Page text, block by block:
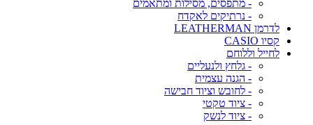
- מתפסים, מסילות ומתאמים
- נרתיקים לאקדח
לדרמן LEATHERMAN
קסיו CASIO
לחייל וללוחם
- גלחץ ולנעליים
- הגנה עצמית
- לחובש וציוד חבישה
- ציוד טקטי
- ציוד לנשק